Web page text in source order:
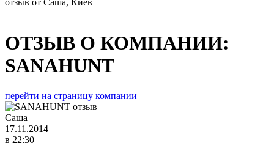
отзыв от Саша, Киев
ОТЗЫВ О КОМПАНИИ:
SANAHUNT
перейти на страницу компании
Саша
17.11.2014
в 22:30